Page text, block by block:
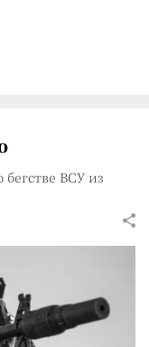
ВСУ из